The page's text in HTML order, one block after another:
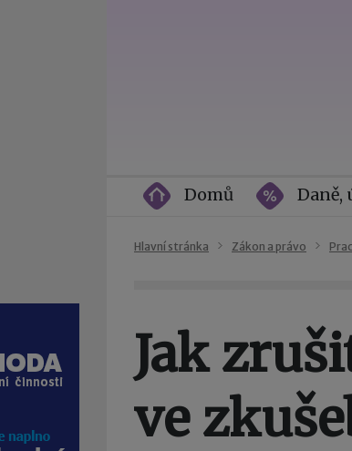
Domů Daně,
Hlavní stránka Zákon a právo
Jak
ve